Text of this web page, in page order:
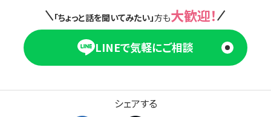
「ちょっと話を聞いてみたい」方も大歓迎！
LINEで気軽にご相談
シェアする